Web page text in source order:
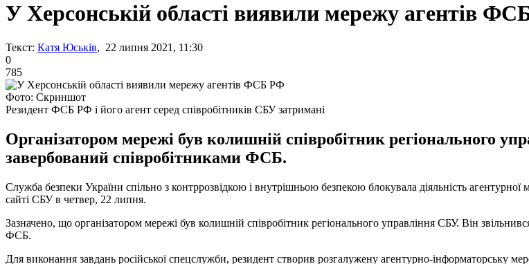
У Херсонській області виявили мережу агентів
Текст: Катя Юськів, 22 липня 2021, 11:30
0
785
Фото: Скриншот
Резидент ФСБ РФ і його агент серед співробітників СБУ затримані
Організатором мережі був колишній співробітник регіонального
завербований співробітниками ФСБ.
Служба безпеки України спільно з контррозвідкою і внутрішньою безпекою блокувала діяльність
сайті СБУ в четвер, 22 липня.
Зазначено, що організатором мережі був колишній співробітник регіонального управління СБУ. Він
ФСБ.
Для виконання завдань російської спецслужби, резидент створив розгалужену агентурно-інформаторську